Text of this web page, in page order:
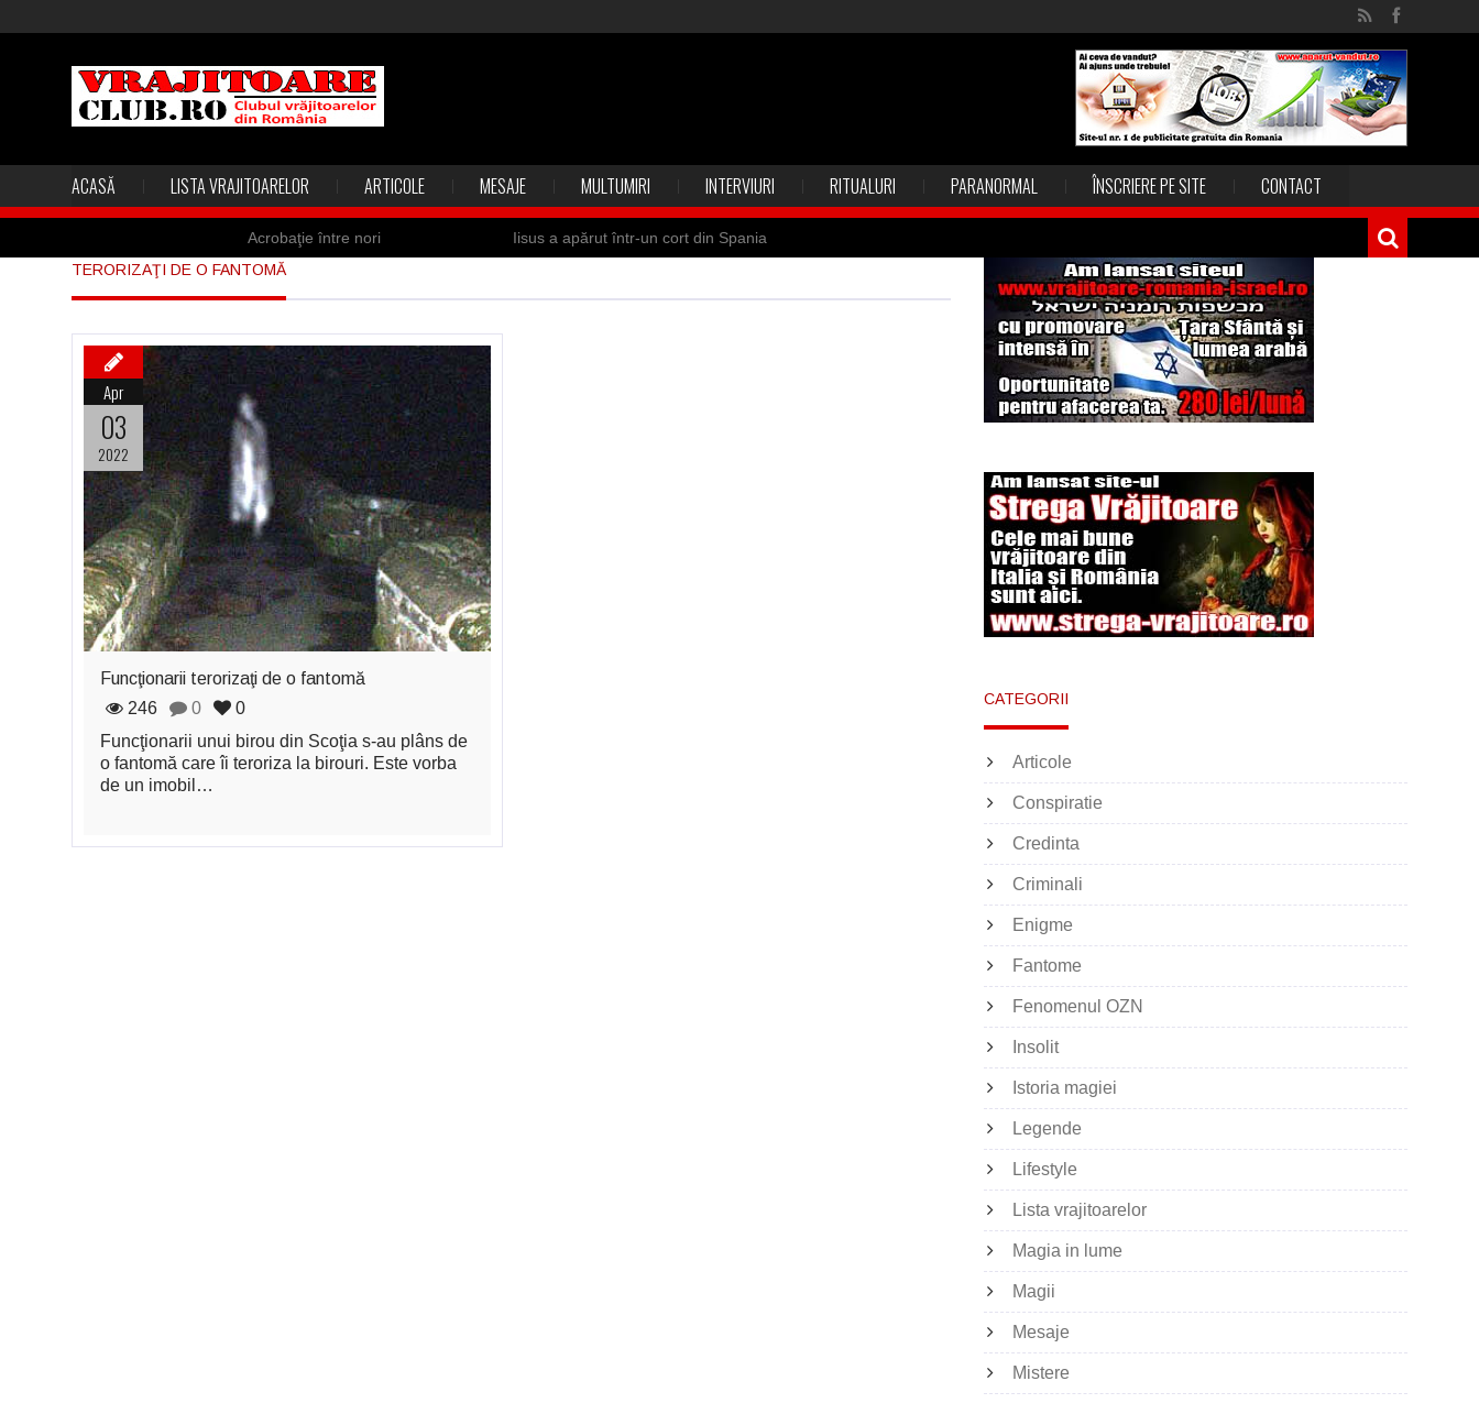
ACASĂ LISTA VRAJITOARELOR ARTICOLE MESAJE MULTUMIRI INTERVIURI RITUALURI PARANORMAL ÎNSCRIERE PE SITE CONTACT
Acrobaţie între nori Iisus a apărut într-un cort din Spania
Marea vânătoare de vrăjitoare din Suedia Magia în Thailanda
Derba, un oraş misterios vizitat şi de sfântul Petre
Şi-a vândut soţia pentru un ritual de magie neagră
TERORIZAŢI DE O FANTOMĂ
Apr
03
2022
Funcţionarii terorizaţi de o fantomă
246
0
0
Funcţionarii unui birou din Scoţia s-au plâns de
o fantomă care îi teroriza la birouri. Este vorba
de un imobil…
CATEGORII
Articole
Conspiratie
Credinta
Criminali
Enigme
Fantome
Fenomenul OZN
Insolit
Istoria magiei
Legende
Lifestyle
Lista vrajitoarelor
Magia in lume
Magii
Mesaje
Mistere